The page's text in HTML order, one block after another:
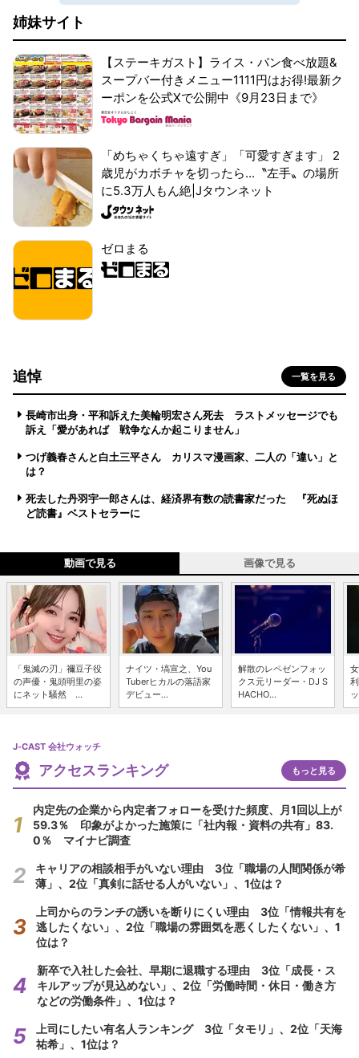
姉妹サイト
【ステーキガスト】ライス・パン食べ放題&
スープバー付きメニュー1111円はお得!最新ク
ーポンを公式Xで公開中《9月23日まで》
「めちゃくちゃ遠すぎ」「可愛すぎます」 2
歳児がカボチャを切ったら...〝左手〟の場所
に5.3万人もん絶|Jタウンネット
ゼロまる
追悼 一覧を見る
長崎市出身・平和訴えた美輪明宏さん死去 ラストメッセージでも
訴え「愛があれば 戦争なんか起こりません」
つげ義春さんと白土三平さん カリスマ漫画家、二人の「違い」と
は？
死去した丹羽宇一郎さんは、経済界有数の読書家だった 『死ぬほ
ど読書』ベストセラーに
動画で見る 画像で見る
「鬼滅の刃」禰豆子役
の声優・鬼頭明里の姿
にネット騒然 ...
ナイツ・塙宣之、You
Tuberヒカルの落語家
デビュー...
解散のレペゼンフォッ
クス元リーダー・DJ S
HACHO...
J-CAST 会社ウォッチ
アクセスランキング もっと見る
内定先の企業から内定者フォローを受けた頻度、月1回以上が
59.3％ 印象がよかった施策に「社内報・資料の共有」83.
0％ マイナビ調査
キャリアの相談相手がいない理由 3位「職場の人間関係が希
薄」、2位「真剣に話せる人がいない」、1位は？
上司からのランチの誘いを断りにくい理由 3位「情報共有を
逃したくない」、2位「職場の雰囲気を悪くしたくない」、1
位は？
新卒で入社した会社、早期に退職する理由 3位「成長・ス
キルアップが見込めない」、2位「労働時間・休日・働き方
などの労働条件」、1位は？
上司にしたい有名人ランキング 3位「タモリ」、2位「天海
祐希」、1位は？